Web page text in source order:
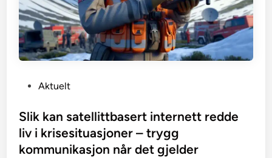
s
t
e
Aktuelt
Slik kan satellittbasert internett redde
liv i krisesituasjoner – trygg
kommunikasjon når det gjelder